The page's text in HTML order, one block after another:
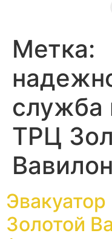
Метка:
служба
ТРЦ
Вавилон
Золотой